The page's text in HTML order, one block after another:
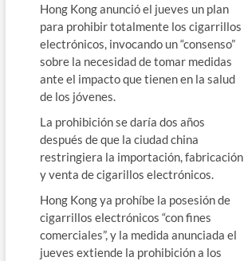
Hong Kong anunció el jueves un plan
para prohibir totalmente los cigarrillos
electrónicos, invocando un “consenso”
sobre la necesidad de tomar medidas
ante el impacto que tienen en la salud
de los jóvenes.
La prohibición se daría dos años
después de que la ciudad china
restringiera la importación, fabricación
y venta de cigarillos electrónicos.
Hong Kong ya prohíbe la posesión de
cigarrillos electrónicos “con fines
comerciales”, y la medida anunciada el
jueves extiende la prohibición a los